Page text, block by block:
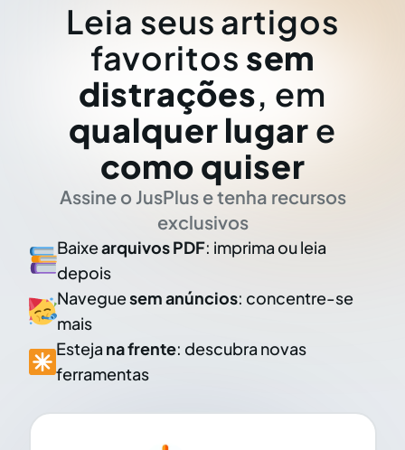
Leia seus artigos
favoritos sem
distrações, em
qualquer lugar e
como quiser
Assine o JusPlus e tenha recursos
exclusivos
Baixearquivos PDF: imprima ou leia
depois
Naveguesem anúncios: concentre-se
mais
Esteja na frente: descubra novas
ferramentas